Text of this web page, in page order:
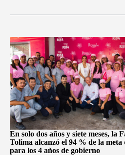
En solo dos años y siete meses, la
Tolima alcanzó el 94 % de la
para los 4 años de gobierno